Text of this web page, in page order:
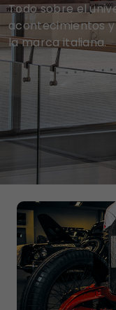
Todo sobre el
acontecimientos
la marca italiana.